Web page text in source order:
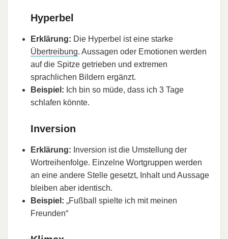
Hyperbel
Erklärung: Die Hyperbel ist eine starke
Übertreibung. Aussagen oder Emotionen werden
auf die Spitze getrieben und extremen
sprachlichen Bildern ergänzt.
Beispiel: Ich bin so müde, dass ich 3 Tage
schlafen könnte.
Inversion
Erklärung: Inversion ist die Umstellung der
Wortreihenfolge. Einzelne Wortgruppen werden
an eine andere Stelle gesetzt, Inhalt und Aussage
bleiben aber identisch.
Beispiel: „Fußball spielte ich mit meinen
Freunden“